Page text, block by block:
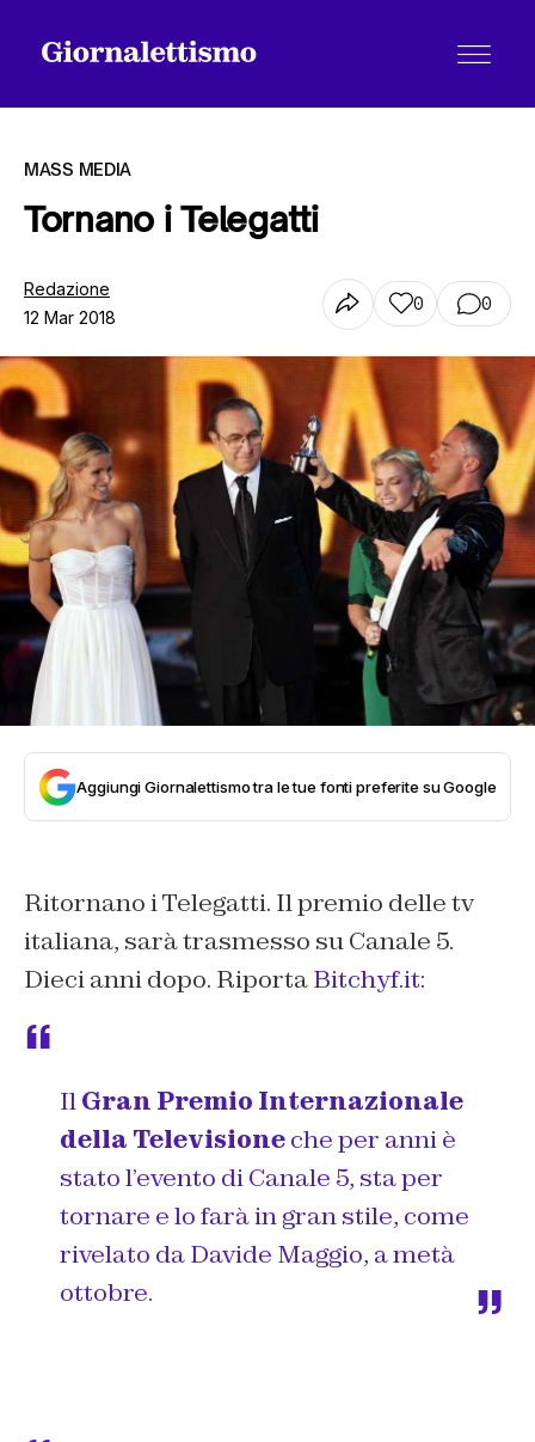
Chi siamo
Contatti
MASS MEDIA
Tornano i Telegatti
Redazione
12 Mar 2018
0 0
Aggiungi Giornalettismo tra le tue fonti preferite su Google
Ritornano i Telegatti. Il premio delle tv
italiana, sarà trasmesso su Canale 5.
Dieci anni dopo. RiportaBitchyf.it:
IlGran Premio Internazionale
della Televisioneche per anni è
stato l’evento di Canale 5, sta per
tornare e lo farà in gran stile, come
rivelato daDavide Maggio, a metà
ottobre.